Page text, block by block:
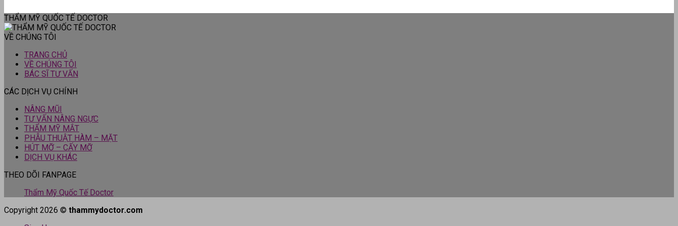
THẨM MỸ QUỐC TẾ DOCTOR
VỀ CHÚNG TÔI
TRANG CHỦ
VỀ CHÚNG TÔI
BÁC SĨ TƯ VẤN
CÁC DỊCH VỤ CHÍNH
NÂNG MŨI
TƯ VẤN NÂNG NGỰC
THẨM MỸ MẮT
PHẪU THUẬT HÀM – MẶT
HÚT MỠ – CẤY MỠ
DỊCH VỤ KHÁC
THEO DÕI FANPAGE
Thẩm Mỹ Quốc Tế Doctor
Copyright 2026 © thammydoctor.com